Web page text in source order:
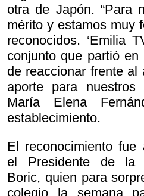
otra de Japón. “Para
mérito y estamos muy
reconocidos. ‘Emilia
conjunto que partió
de reaccionar frente al
aporte para nuestros
María Elena
establecimiento.
El reconocimiento fue
el Presidente de la
Boric, quien para
colegio la semana